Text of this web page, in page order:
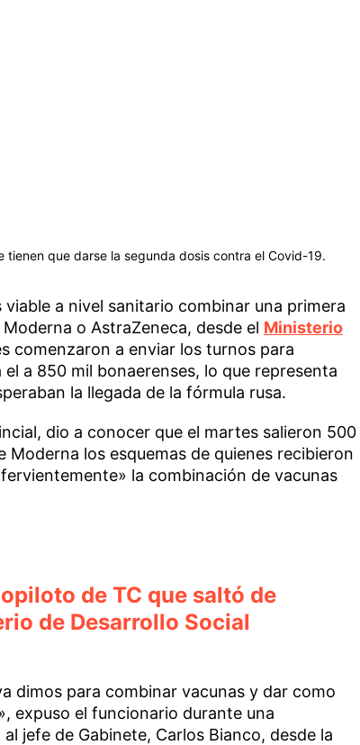
que darse la segunda dosis contra el Covid-19.
a nivel sanitario combinar una primera
o AstraZeneca, desde el Ministerio
comenzaron a enviar los turnos para
a 850 mil bonaerenses, lo que representa
la llegada de la fórmula rusa.
dio a conocer que el martes salieron 500
los esquemas de quienes recibieron
la combinación de vacunas
de TC que saltó de
de Desarrollo Social
dimos para combinar vacunas y dar como
expuso el funcionario durante una
jefe de Gabinete, Carlos Bianco, desde la